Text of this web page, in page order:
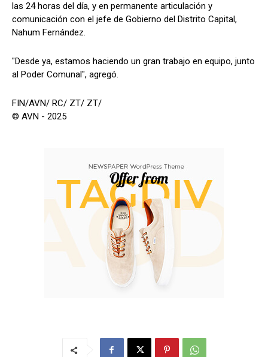
las 24 horas del día, y en permanente articulación y
comunicación con el jefe de Gobierno del Distrito Capital,
Nahum Fernández.
"Desde ya, estamos haciendo un gran trabajo en equipo, junto
al Poder Comunal", agregó.
FIN/AVN/ RC/ ZT/ ZT/
© AVN - 2025